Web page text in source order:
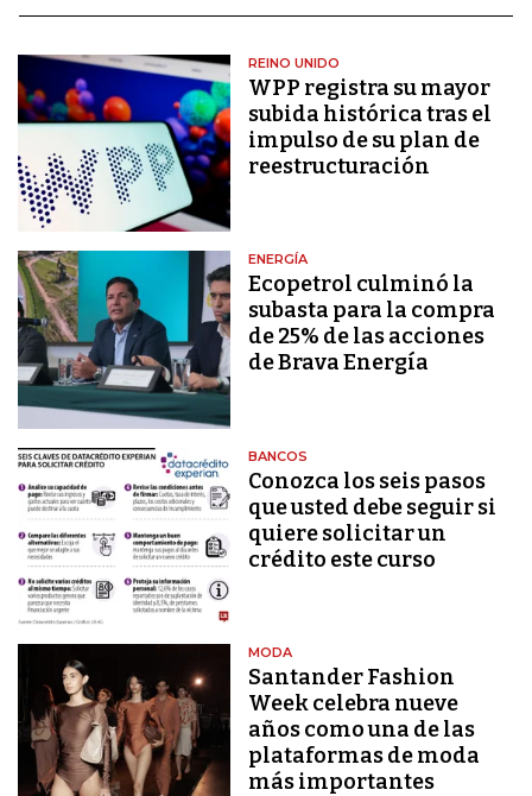
REINO UNIDO
WPP registra su mayor
subida histórica tras el
impulso de su plan de
reestructuración
ENERGÍA
Ecopetrol culminó la
subasta para la compra
de 25% de las acciones
de Brava Energía
BANCOS
Conozca los seis pasos
que usted debe seguir si
quiere solicitar un
crédito este curso
MODA
Santander Fashion
Week celebra nueve
años como una de las
plataformas de moda
más importantes